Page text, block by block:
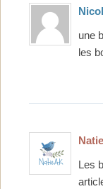
une
les
Les